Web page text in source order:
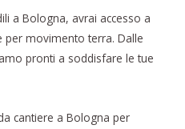
a Bologna, avrai accesso a
per movimento terra. Dalle
pronti a soddisfare le tue
cantiere a Bologna per